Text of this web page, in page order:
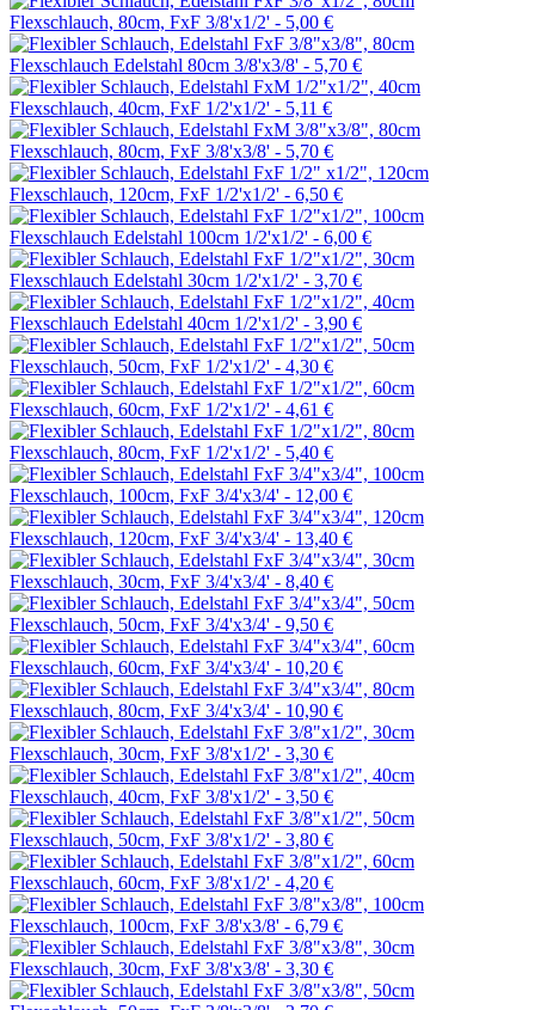
Flexschlauch, 80cm, FxF 3/8'x1/2' - 5,00 €
Flexschlauch Edelstahl 80cm 3/8'x3/8' - 5,70 €
Flexschlauch, 40cm, FxF 1/2'x1/2' - 5,11 €
Flexschlauch, 80cm, FxF 3/8'x3/8' - 5,70 €
Flexschlauch, 120cm, FxF 1/2'x1/2' - 6,50 €
Flexschlauch Edelstahl 100cm 1/2'x1/2' - 6,00 €
Flexschlauch Edelstahl 30cm 1/2'x1/2' - 3,70 €
Flexschlauch Edelstahl 40cm 1/2'x1/2' - 3,90 €
Flexschlauch, 50cm, FxF 1/2'x1/2' - 4,30 €
Flexschlauch, 60cm, FxF 1/2'x1/2' - 4,61 €
Flexschlauch, 80cm, FxF 1/2'x1/2' - 5,40 €
Flexschlauch, 100cm, FxF 3/4'x3/4' - 12,00 €
Flexschlauch, 120cm, FxF 3/4'x3/4' - 13,40 €
Flexschlauch, 30cm, FxF 3/4'x3/4' - 8,40 €
Flexschlauch, 50cm, FxF 3/4'x3/4' - 9,50 €
Flexschlauch, 60cm, FxF 3/4'x3/4' - 10,20 €
Flexschlauch, 80cm, FxF 3/4'x3/4' - 10,90 €
Flexschlauch, 30cm, FxF 3/8'x1/2' - 3,30 €
Flexschlauch, 40cm, FxF 3/8'x1/2' - 3,50 €
Flexschlauch, 50cm, FxF 3/8'x1/2' - 3,80 €
Flexschlauch, 60cm, FxF 3/8'x1/2' - 4,20 €
Flexschlauch, 100cm, FxF 3/8'x3/8' - 6,79 €
Flexschlauch, 30cm, FxF 3/8'x3/8' - 3,30 €